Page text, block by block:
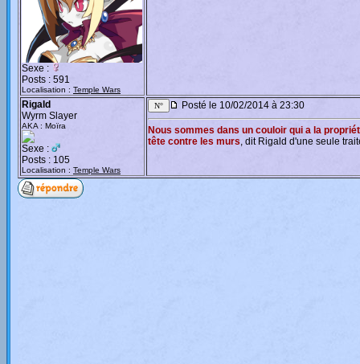
Sexe :
Posts : 591
Localisation : Temple Wars
Rigald
Wyrm Slayer
AKA : Moïra
Sexe :
Posts : 105
Localisation : Temple Wars
Posté le 10/02/2014 à 23:30
Nous sommes dans un couloir qui a la
tête contre les murs, dit Rigald d'une seule